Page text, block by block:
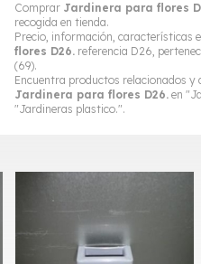
Comprar Jardinera para flores
recogida en tienda.
Precio, información, características
flores D26. referencia D26,
(69).
Encuentra productos relacionados y
Jardinera para flores D26. en
"Jardineras plastico.".